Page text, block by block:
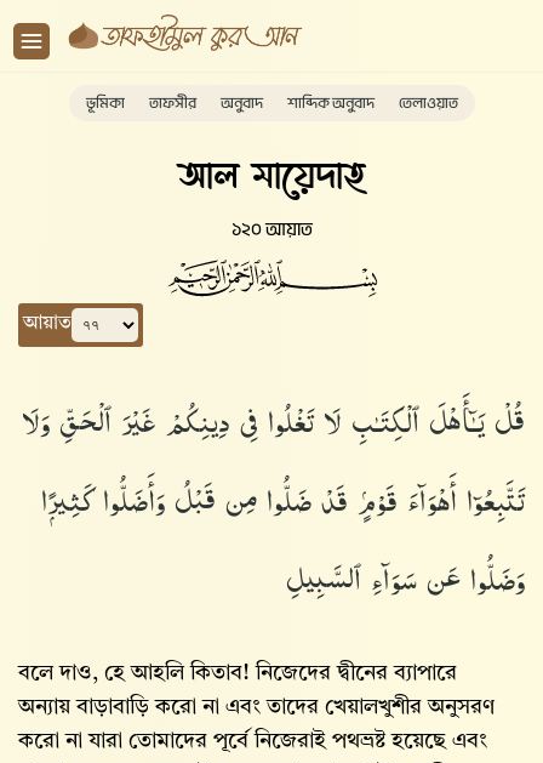
ভূমিকা তাফসীর অনুবাদ শাব্দিক অনুবাদ তেলাওয়াত
আল মায়েদাহ
১২০ আয়াত
আয়াত
قُلْ يَـٰٓأَهْلَ ٱلْكِتَـٰبِ لَا تَغْلُوا۟ فِى دِينِكُمْ غَيْرَ ٱلْحَقِّ وَلَا
تَتَّبِعُوٓا۟ أَهْوَآءَ قَوْمٍۢ قَدْ ضَلُّوا۟ مِن قَبْلُ وَأَضَلُّوا۟ كَثِيرًۭا
وَضَلُّوا۟ عَن سَوَآءِ ٱلسَّبِيلِ
বলে দাও, হে আহলি কিতাব! নিজেদের দ্বীনের ব্যাপারে
অন্যায় বাড়াবাড়ি করো না এবং তাদের খেয়ালখুশীর অনুসরণ
করো না যারা তোমাদের পূর্বে নিজেরাই পথভ্রষ্ট হয়েছে এবং